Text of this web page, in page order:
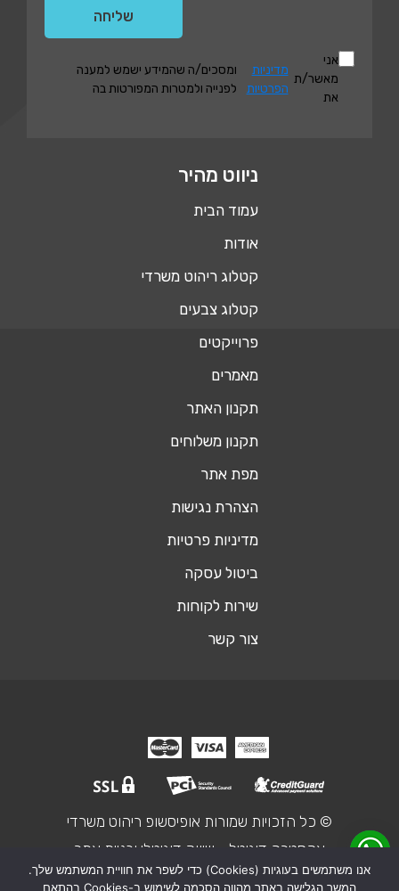
אני
מאשר/ת
את
מדיניות
הפרטיות
ומסכים/ה שהמידע ישמש למענה
לפנייה ולמטרות המפורטות בה
ניווט מהיר
עמוד הבית
אודות
קטלוג ריהוט משרדי
קטלוג צבעים
פרוייקטים
מאמרים
תקנון האתר
תקנון משלוחים
מפת אתר
הצהרת נגישות
מדיניות פרטיות
ביטול עסקה
שירות לקוחות
צור קשר
© כל הזכויות שמורות אופיסשופ ריהוט משרדי
אקסטרה דיגיטל - שיווק דיגיטלי ובניית אתר
אנו משתמשים בעוגיות (Cookies) כדי לשפר את חוויית המשתמש שלך.
המשך הגלישה באתר מהווה הסכמה לשימוש ב-Cookies בהתאם